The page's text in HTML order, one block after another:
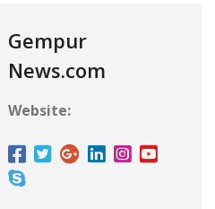
Gempur
News.com
Website: